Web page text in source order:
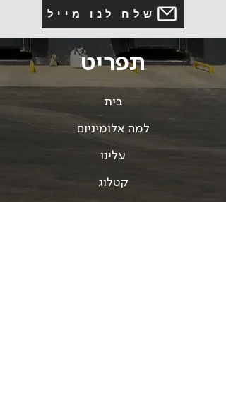
שלח לנו מייל
תפריט
בית
למה אלומיניום
עלינו
קטלוג